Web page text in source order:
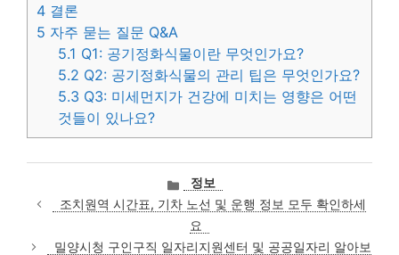
4 결론
5 자주 묻는 질문 Q&A
5.1 Q1: 공기정화식물이란 무엇인가요?
5.2 Q2: 공기정화식물의 관리 팁은 무엇인가요?
5.3 Q3: 미세먼지가 건강에 미치는 영향은 어떤
것들이 있나요?
카
테
고
리
정보
조치원역 시간표, 기차 노선 및 운행 정보 모두 확인하세
요
밀양시청 구인구직 일자리지원센터 및 공공일자리 알아보